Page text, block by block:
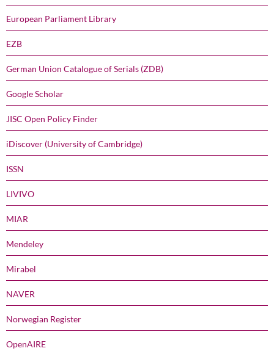
European Parliament Library
EZB
German Union Catalogue of Serials (ZDB)
Google Scholar
JISC Open Policy Finder
iDiscover (University of Cambridge)
ISSN
LIVIVO
MIAR
Mendeley
Mirabel
NAVER
Norwegian Register
OpenAIRE